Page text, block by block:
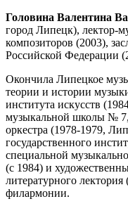
Головина Валентина
город Липецк), лектор-
композиторов (2003),
Российской Федерации
Окончила Липецкое
теории и истории
института искусств
музыкальной школы № 7,
оркестра (1978-1979,
государственного
специальной
(с 1984) и
литературного
филармонии.